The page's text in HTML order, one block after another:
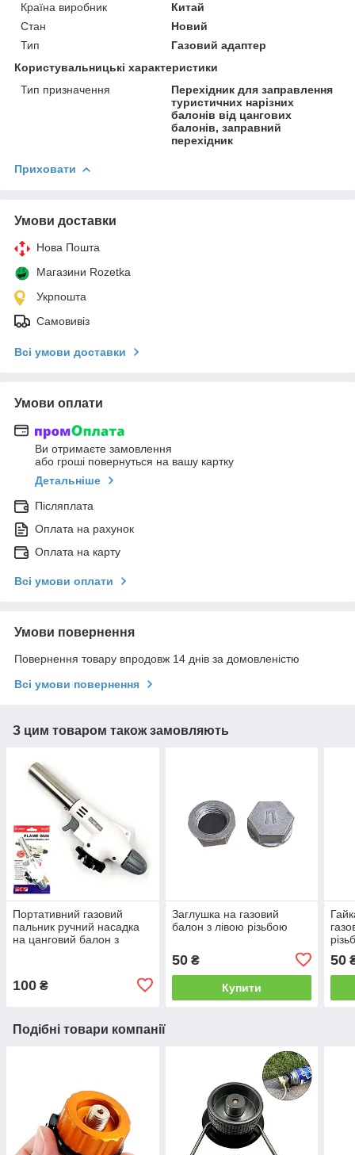
Країна виробник
Китай
Стан
Новий
Тип
Газовий адаптер
Користувальницькі характеристики
Тип призначення
Перехідник для заправлення
туристичних нарізних
балонів від цангових
балонів, заправний
перехідник
Приховати
Умови доставки
Нова Пошта
Магазини Rozetka
Укрпошта
Самовивіз
Всі умови доставки
Умови оплати
Ви отримаєте замовлення
або гроші повернуться на вашу картку
Детальніше
Післяплата
Оплата на рахунок
Оплата на карту
Всі умови оплати
Умови повернення
Повернення товару впродовж 14 днів за домовленістю
Всі умови повернення
З цим товаром також замовляють
Портативний газовий
пальник ручний насадка
на цанговий балон з
100 ₴
Заглушка на газовий
балон з лівою різьбою
50₴
Купити
50
Подібні товари компанії